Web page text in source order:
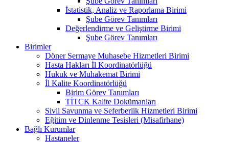
İstatistik, Analiz ve Raporlama Birimi
Şube Görev Tanımları
Değerlendirme ve Geliştirme Birimi
Şube Görev Tanımları
Birimler
Döner Sermaye Muhasebe Hizmetleri Birimi
Hasta Hakları İl Koordinatörlüğü
Hukuk ve Muhakemat Birimi
İl Kalite Koordinatörlüğü
Birim Görev Tanımları
TİTCK Kalite Dokümanları
Sivil Savunma ve Seferberlik Hizmetleri Birimi
Eğitim ve Dinlenme Tesisleri (Misafirhane)
Bağlı Kurumlar
Hastaneler